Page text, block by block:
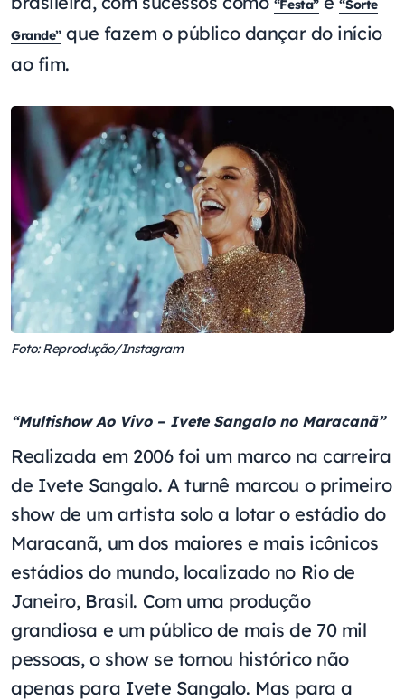
“Festa”
“Sorte
Grande”que fazem o público dançar do início
ao fim.
Foto: Reprodução/Instagram
“Multishow Ao Vivo – Ivete Sangalo no Maracanã”
Realizada em 2006 foi um marco na carreira
de Ivete Sangalo. A turnê marcou o primeiro
show de um artista solo a lotar o estádio do
Maracanã, um dos maiores e mais icônicos
estádios do mundo, localizado no Rio de
Janeiro, Brasil. Com uma produção
grandiosa e um público de mais de 70 mil
pessoas, o show se tornou histórico não
apenas para Ivete Sangalo. Mas para a